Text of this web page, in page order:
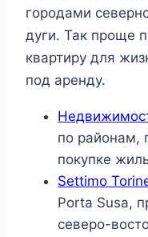
городами
дуги. Так проще
квартиру для
под аренду.
по районам,
покупке
Settimo
Porta Susa,
северо-